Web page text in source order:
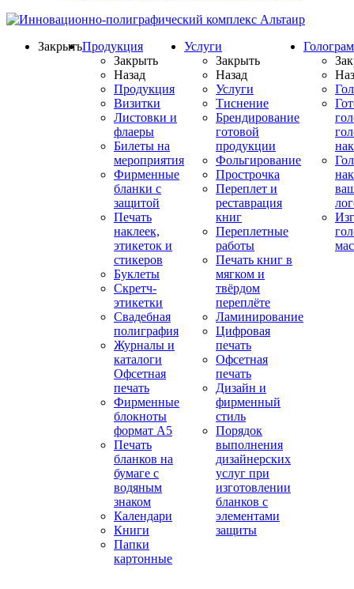
ЗакрытьПродукция
Закрыть
Назад
Продукция
Визитки
Листовки и
флаеры
Билеты на
мероприятия
Фирменные
бланки с
защитой
Печать
наклеек,
этикеток и
стикеров
Буклеты
Скретч-
этикетки
Свадебная
полиграфия
Журналы и
каталоги
Офсетная
печать
Фирменные
блокноты
формат А5
Печать
бланков на
бумаге с
водяным
знаком
Календари
Книги
Папки
картонные
Услуги
Закрыть
Назад
Услуги
Тиснение
Брендирование
готовой
продукции
Фольгирование
Прострочка
Переплет и
реставрация
книг
Переплетные
работы
Печать книг в
мягком и
твёрдом
переплёте
Ламинирование
Цифровая
печать
Офсетная
печать
Дизайн и
фирменный
стиль
Порядок
выполнения
дизайнерских
услуг при
изготовлении
бланков с
элементами
защиты